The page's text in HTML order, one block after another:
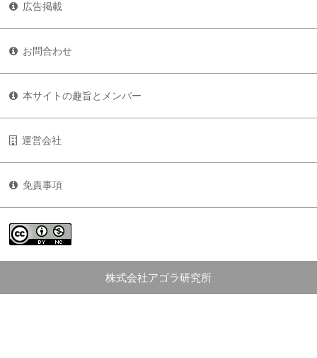
広告掲載
お問合わせ
本サイトの趣旨とメンバー
運営会社
免責事項
株式会社アゴラ研究所